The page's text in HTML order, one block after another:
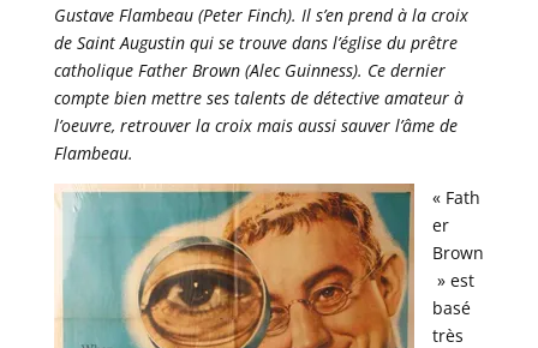
Gustave Flambeau (Peter Finch). Il s’en prend à la croix
de Saint Augustin qui se trouve dans l’église du prêtre
catholique Father Brown (Alec Guinness). Ce dernier
compte bien mettre ses talents de détective amateur à
l’oeuvre, retrouver la croix mais aussi sauver l’âme de
Flambeau.
« Fath
er
Brown
» est
basé
très